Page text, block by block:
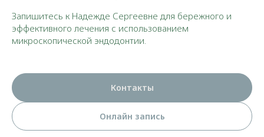
Запишитесь к Надежде Сергеевне для бережного и
эффективного лечения с использованием
микроскопической эндодонтии.
Контакты
Онлайн запись